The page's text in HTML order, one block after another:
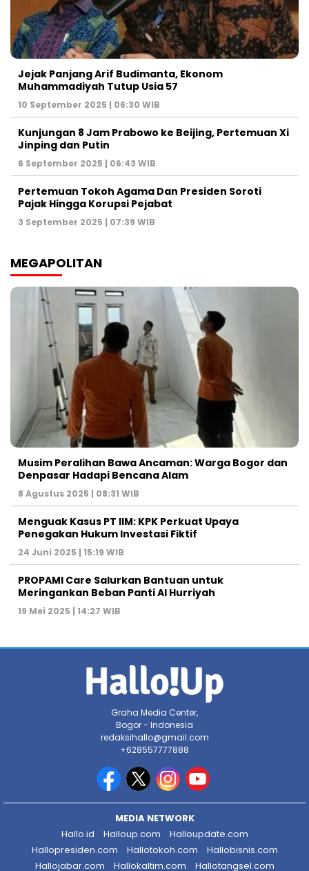
Jejak Panjang Arif Budimanta, Ekonom
Muhammadiyah Tutup Usia 57
10 September 2025 | 06:30 WIB
Kunjungan 8 Jam Prabowo ke Beijing, Pertemuan Xi
Jinping dan Putin
6 September 2025 | 06:43 WIB
Pertemuan Tokoh Agama Dan Presiden Soroti
Pajak Hingga Korupsi Pejabat
3 September 2025 | 07:39 WIB
MEGAPOLITAN
Musim Peralihan Bawa Ancaman: Warga Bogor dan
Denpasar Hadapi Bencana Alam
8 Agustus 2025 | 08:31 WIB
Menguak Kasus PT IIM: KPK Perkuat Upaya
Penegakan Hukum Investasi Fiktif
24 Juni 2025 | 15:19 WIB
PROPAMI Care Salurkan Bantuan untuk
Meringankan Beban Panti Al Hurriyah
19 Mei 2025 | 14:27 WIB
Graha Media Center,
Bogor - Indonesia
redaksihallo@gmail.com
+628557777888
MEDIA NETWORK
Hallo.id
Halloup.com
Halloupdate.com
Hallopresiden.com
Hallotokoh.com
Hallobisnis.com
Hallojabar.com
Hallokaltim.com Hallotangsel.com